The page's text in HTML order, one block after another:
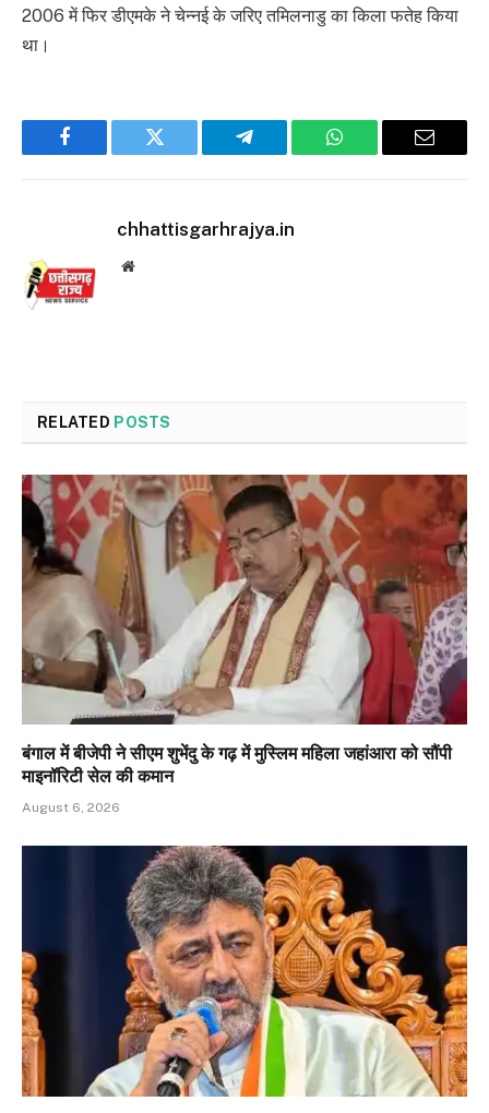
2006 में फिर डीएमके ने चेन्नई के जरिए तमिलनाडु का किला फतेह किया
था।
Facebook Twitter Telegram WhatsApp Email
chhattisgarhrajya.in
Website
RELATED POSTS
बंगाल में बीजेपी ने सीएम शुभेंदु के गढ़ में मुस्लिम महिला जहांआरा को सौंपी
माइनॉरिटी सेल की कमान
August 6, 2026